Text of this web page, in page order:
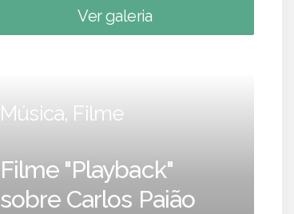
Ver galeria
Música, Filme
Filme "Playback"
sobre Carlos Paião